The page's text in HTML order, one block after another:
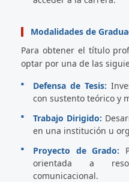
Modalidades de
Para obtener el título
optar por una de las
Defensa de Tesis:
con sustento teórico y
Trabajo Dirigido:
en una institución u
Proyecto de Grado:
orientada a
comunicacional.